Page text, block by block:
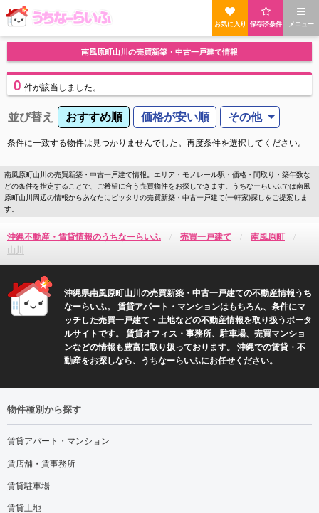
メニュー
保存済条件
お気に入り
南風原町山川の売買新築・中古一戸建て情報
0 件が該当しました。
並び替え おすすめ順 価格が安い順 その他
条件に一致する物件は見つかりませんでした。再度条件を選択してください。
南風原町山川の売買新築・中古一戸建て情報。エリア・モノレール駅・価格・間取り・築年数な
どの条件を指定することで、ご希望に合う売買物件をお探しできます。うちなーらいふでは南風
原町山川周辺の情報からあなたにピッタリの売買新築・中古一戸建て(一軒家)探しをご提案しま
す。
沖縄不動産・賃貸情報のうちなーらいふ 売買一戸建て
南風原町
山川
沖縄県南風原町山川の売買新築・中古一戸建ての不動産情報うち
なーらいふ。 賃貸アパート・マンションはもちろん、条件にマ
ッチした売買一戸建て・土地などの不動産情報を取り扱うポータ
ルサイトです。 賃貸オフィス・事務所、駐車場、売買マンショ
ンなどの情報も豊富に取り扱っております。 沖縄での賃貸・不
動産をお探しなら、うちなーらいふにお任せください。
物件種別から探す
賃貸アパート・マンション
賃店舗・賃事務所
賃貸駐車場
賃貸土地